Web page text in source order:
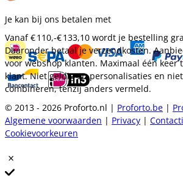
Je kan bij ons betalen met
Vanaf€ 110,-€ 133,10 wordt je bestelling
Daaronder betaal je verzendkosten.
voor webshop klanten. Maximaal één keer
klant. Niet geldig op personalisaties en
combineren, tenzij anders vermeld.
© 2013 - 2026 Proforto.nl | Proforto.be |
Algemene voorwaarden | Privacy |
Cookievoorkeuren